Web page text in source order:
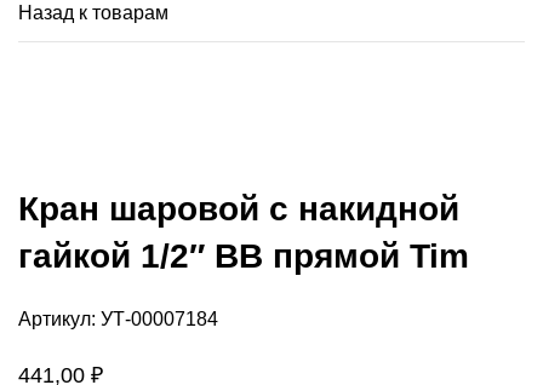
Назад к товарам
Кран шаровой с накидной
гайкой 1/2″ ВВ прямой Tim
Артикул: УТ-00007184
441,00 ₽